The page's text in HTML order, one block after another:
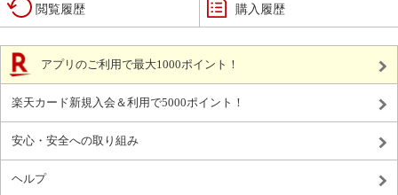
閲覧履歴 購入履歴
アプリのご利用で最大1000ポイント！
楽天カード新規入会＆利用で5000ポイント！
安心・安全への取り組み
ヘルプ